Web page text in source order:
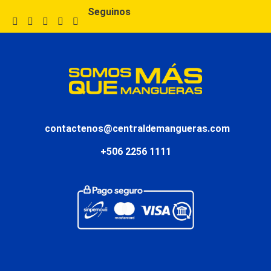
Seguinos
contactenos@centraldemangueras.com
+506 2256 1111